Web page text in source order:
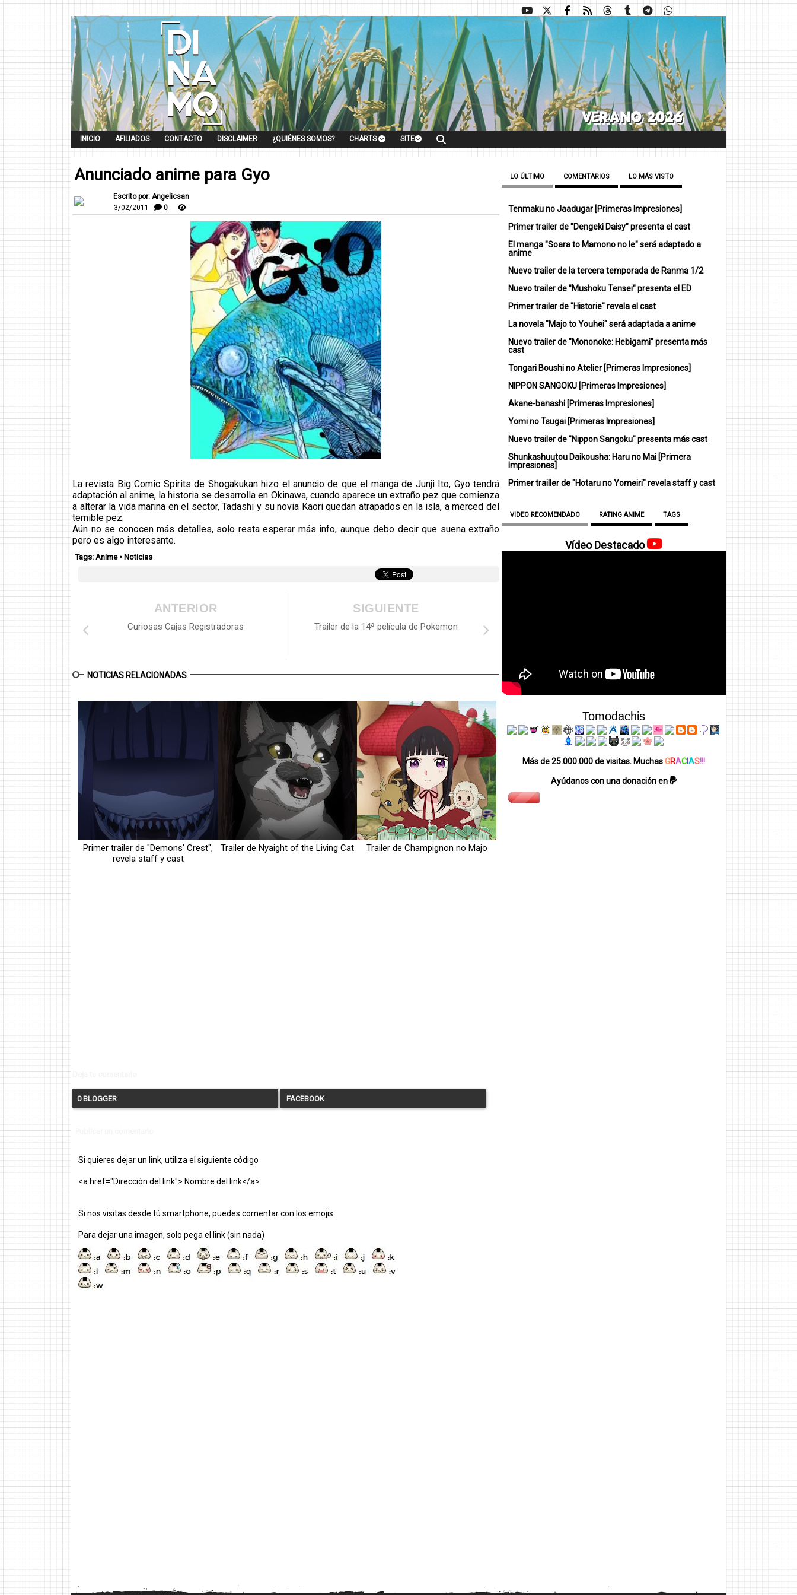
INICIO AFILIADOS CONTACTO DISCLAIMER ¿QUIÉNES SOMOS? CHARTS SITE
Anunciado anime para Gyo
Escrito por: Angelicsan
3/02/2011
0
La revista Big Comic Spirits de Shogakukan hizo el anuncio de que el manga de Junji Ito, Gyo tendrá
adaptación al anime, la historia se desarrolla en Okinawa, cuando aparece un extraño pez que comienza
a alterar la vida marina en el sector, Tadashi y su novia Kaori quedan atrapados en la isla, a merced del
temible pez.
Aún no se conocen más detalles, solo resta esperar más info, aunque debo decir que suena extraño
pero es algo interesante.
Tags: Anime• Noticias
SIGUIENTE
Trailer de la 14ª película de Pokemon
ANTERIOR
Curiosas Cajas Registradoras
NOTICIAS RELACIONADAS
Primer trailer de "Demons' Crest",
revela staff y cast
Trailer de Nyaight of the Living Cat Trailer de Champignon no Majo
0 BLOGGER FACEBOOK
Si quieres dejar un link, utiliza el siguiente código
<a href="Dirección del link"> Nombre del link</a>
Si nos visitas desde tú smartphone, puedes comentar con los emojis
Para dejar una imagen, solo pega el link (sin nada)
LO ÚLTIMO COMENTARIOS LO MÁS VISTO
Tenmaku no Jaadugar [Primeras Impresiones]
Primer trailer de "Dengeki Daisy" presenta el cast
El manga "Soara to Mamono no Ie" será adaptado a
anime
Nuevo trailer de la tercera temporada de Ranma 1/2
Nuevo trailer de "Mushoku Tensei" presenta el ED
Primer trailer de "Historie" revela el cast
La novela "Majo to Youhei" será adaptada a anime
Nuevo trailer de "Mononoke: Hebigami" presenta más
cast
Tongari Boushi no Atelier [Primeras Impresiones]
NIPPON SANGOKU [Primeras Impresiones]
Akane-banashi [Primeras Impresiones]
Yomi no Tsugai [Primeras Impresiones]
Nuevo trailer de "Nippon Sangoku" presenta más cast
Shunkashuutou Daikousha: Haru no Mai [Primera
Impresiones]
Primer trailler de "Hotaru no Yomeiri" revela staff y cast
VIDEO RECOMENDADO RATING ANIME TAGS
Vídeo Destacado
Tomodachis
Más de 25.000.000 de visitas. MuchasGRACAS!!!
Ayúdanos con una donación en